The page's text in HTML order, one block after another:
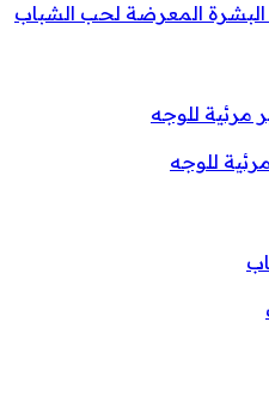
البشرة المعرضة لحب الشباب
للوجه